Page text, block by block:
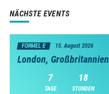
NÄCHSTE EVENTS
FORMEL E 15. August 2026
London, Großbritannien
7
TAGE
18
STUNDEN